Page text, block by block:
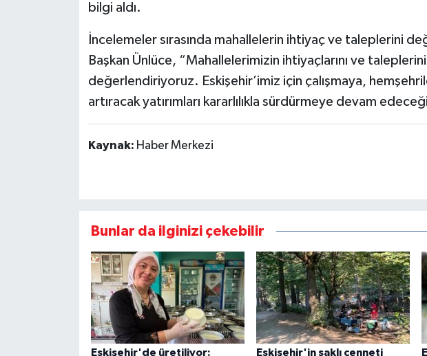
bilgi aldı.
İncelemeler sırasında mahallelerin ihtiyaç ve taleplerini
Başkan Ünlüce, “Mahallelerimizin ihtiyaçlarını ve
değerlendiriyoruz. Eskişehir’imiz için çalışmaya,
artıracak yatırımları kararlılıkla sürdürmeye devam
Kaynak: Haber Merkezi
Bunlar da ilginizi çekebilir
Eskişehir'de üretiliyor:
Eskişehir'in saklı cenneti